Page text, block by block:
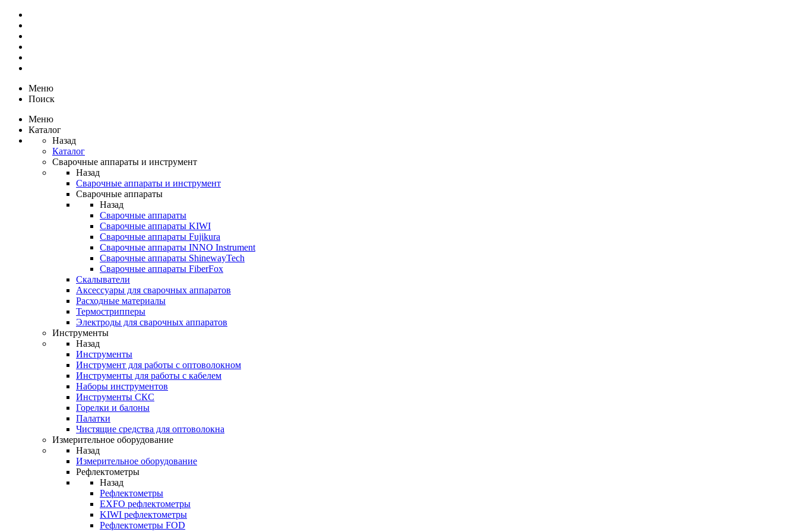
Меню
Поиск
Меню
Каталог
Назад
Каталог
Сварочные аппараты и инструмент
Назад
Сварочные аппараты и инструмент
Сварочные аппараты
Назад
Сварочные аппараты
Сварочные аппараты KIWI
Сварочные аппараты Fujikura
Сварочные аппараты INNO Instrument
Сварочные аппараты ShinewayTech
Cварочные аппараты FiberFox
Скалыватели
Аксессуары для сварочных аппаратов
Расходные материалы
Термострипперы
Электроды для сварочных аппаратов
Инструменты
Назад
Инструменты
Инструмент для работы с оптоволокном
Инструменты для работы с кабелем
Наборы инструментов
Инструменты СКС
Горелки и балоны
Палатки
Чистящие средства для оптоволокна
Измерительное оборудование
Назад
Измерительное оборудование
Рефлектометры
Назад
Рефлектометры
EXFO рефлектометры
KIWI рефлектометры
Рефлектометры FOD